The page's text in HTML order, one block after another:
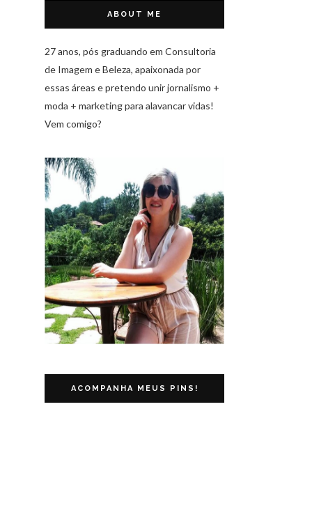
ABOUT ME
27 anos, pós graduando em Consultoria
de Imagem e Beleza, apaixonada por
essas áreas e pretendo unir jornalismo +
moda + marketing para alavancar vidas!
Vem comigo?
ACOMPANHA MEUS PINS!